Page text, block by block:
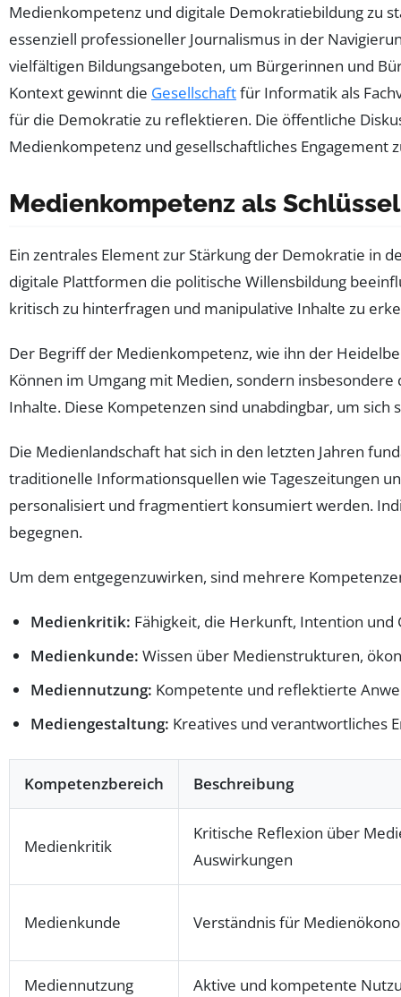
Medienkompetenz und digitale Demokratiebildung zu
essenziell professioneller Journalismus in der
vielfältigen Bildungsangeboten, um Bürgerinnen und
Kontext gewinnt die Gesellschaftfür Informatik als
für die Demokratie zu reflektieren. Die öffentliche
Medienkompetenz und gesellschaftliches
Medienkompetenz als
Ein zentrales Element zur Stärkung der Demokratie in
digitale Plattformen die politische Willensbildung
kritisch zu hinterfragen und manipulative Inhalte zu
Der Begriff der Medienkompetenz, wie ihn der
Können im Umgang mit Medien, sondern
Inhalte. Diese Kompetenzen sind unabdingbar, um
Die Medienlandschaft hat sich in den letzten Jahren
traditionelle Informationsquellen wie Tageszeitungen
personalisiert und fragmentiert konsumiert werden.
begegnen.
Um dem entgegenzuwirken, sind mehrere
Medienkritik: Fähigkeit, die Herkunft, Intention
Medienkunde: Wissen über Medienstrukturen,
Mediennutzung: Kompetente und reflektierte
Mediengestaltung: Kreatives und verantwortliches
Kompetenzbereich Beschreibung
Medienkritik
Kritische Reflexion über
Auswirkungen
Medienkunde Verständnis für
Mediennutzung Aktive und kompetente